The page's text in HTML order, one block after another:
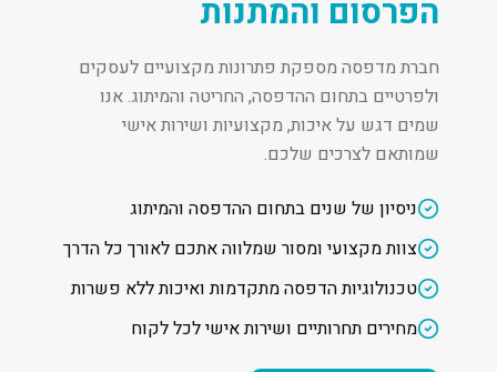
הפרסום והמתנות
חברת מדפסה מספקת פתרונות מקצועיים לעסקים
ולפרטיים בתחום ההדפסה, החריטה והמיתוג. אנו
שמים דגש על איכות, מקצועיות ושירות אישי
שמותאם לצרכים שלכם.
ניסיון של שנים בתחום ההדפסה והמיתוג
צוות מקצועי ומסור שמלווה אתכם לאורך כל הדרך
טכנולוגיות הדפסה מתקדמות ואיכות ללא פשרות
מחירים תחרותיים ושירות אישי לכל לקוח